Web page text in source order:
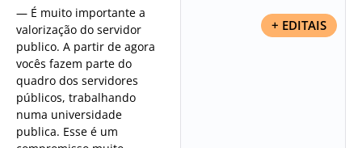
— É muito importante a
valorização do servidor
publico. A partir de agora
vocês fazem parte do
quadro dos servidores
públicos, trabalhando
numa universidade
publica. Esse é um
+ EDITAIS